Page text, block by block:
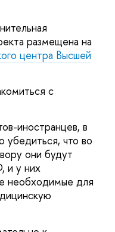
размещена на
центра Высшей
с
иностранцев, в
убедиться, что во
они будут
и у них
необходимые для